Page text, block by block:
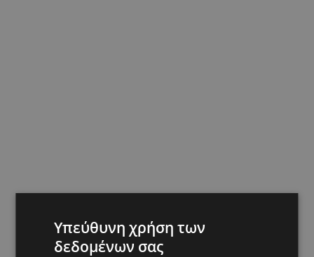
Υπεύθυνη χρήση των
δεδομένων σας